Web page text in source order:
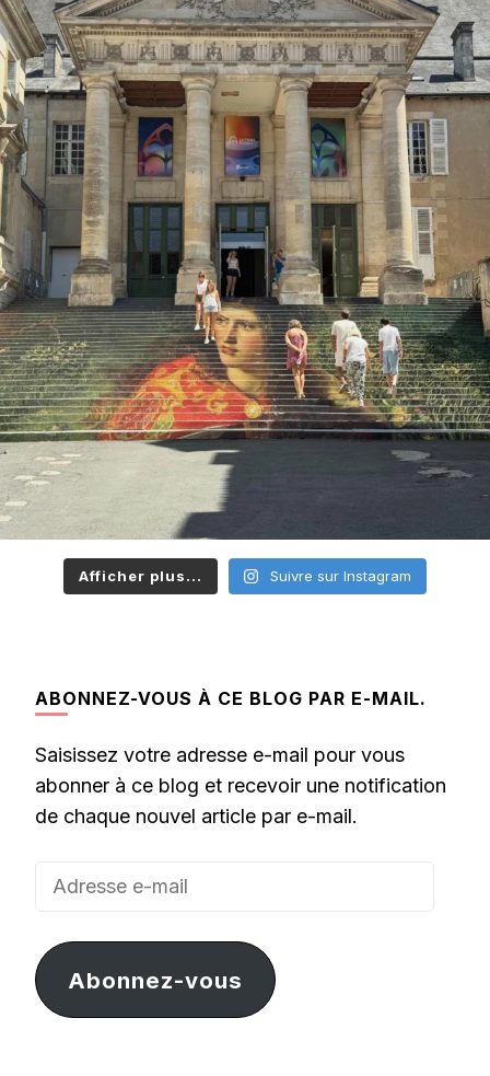
Afficher plus... Suivre sur Instagram
ABONNEZ-VOUS À CE BLOG PAR E-MAIL.
Saisissez votre adresse e-mail pour vous
abonner à ce blog et recevoir une notification
de chaque nouvel article par e-mail.
Adresse
mail
Abonnez-vous